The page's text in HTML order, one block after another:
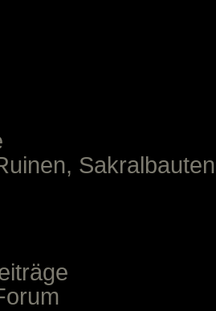
Sakralbauten